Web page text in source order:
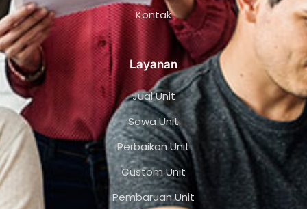
Kontak
Layanan
Jual Unit
Sewa Unit
Perbaikan Unit
Custom Unit
Pembaruan Unit